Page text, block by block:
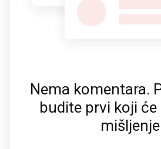
Nema komentara.
budite prvi koji